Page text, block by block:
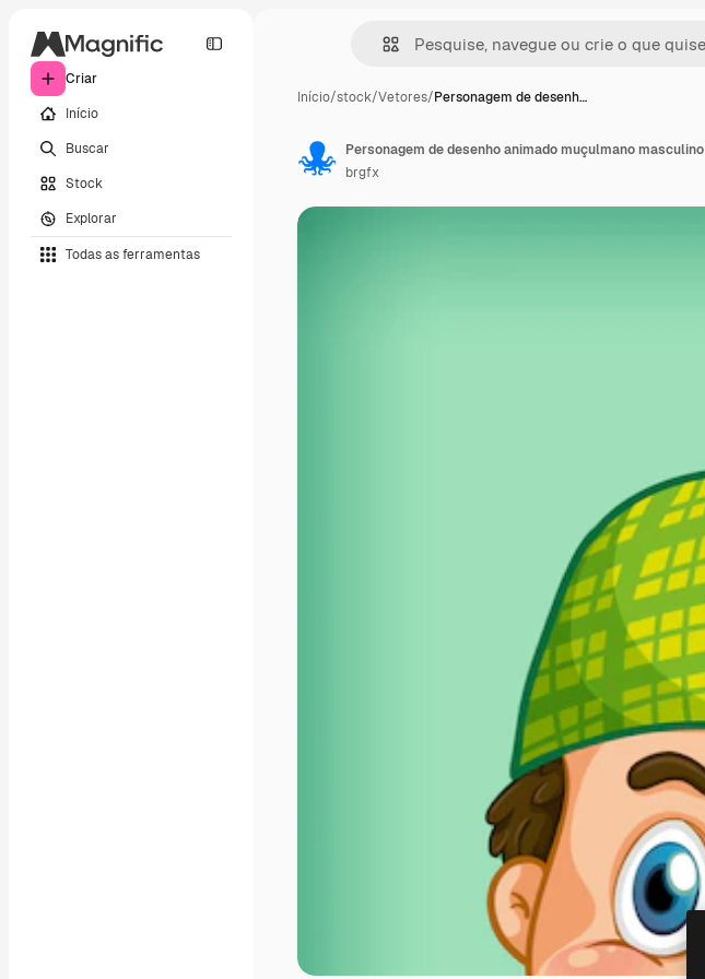
Criar
Início
Buscar
Stock
Explorar
Todas as ferramentas
Início/stock/Vetores/Personagem de desenh…
Personagem de desenho animado muçulmano masculino
brgfx